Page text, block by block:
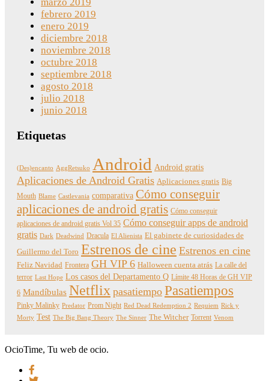
febrero 2019
enero 2019
diciembre 2018
noviembre 2018
octubre 2018
septiembre 2018
agosto 2018
julio 2018
junio 2018
Etiquetas
(Des)encanto AggRetsuko Android Android gratis
Aplicaciones de Android Gratis Aplicaciones gratis Big
Mouth Blame Castlevania comparativa Cómo conseguir
aplicaciones de android gratis Cómo conseguir
aplicaciones de android gratis Vol 35 Cómo conseguir apps de android
gratis Dark Deadwind Dracula El Alienista El gabinete de curiosidades de
Guillermo del Toro Estrenos de cine Estrenos en cine
Feliz Navidad Frontera GH VIP 6 Halloween cuenta atrás La calle del
terror Last Hope Los casos del Departamento Q Límite 48 Horas de GH VIP
6 Mandíbulas Netflix pasatiempo Pasatiempos
Pinky Malinky Predator Prom Night Red Dead Redemption 2 Requiem Rick y
Morty Test The Big Bang Theory The Sinner The Witcher Torrent Venom
OcioTime, Tu web de ocio.